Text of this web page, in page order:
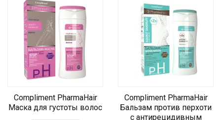
Compliment PharmaHair
Маска для густоты волос
Compliment PharmaHair
Бальзам против перхоти
с антирецидивным